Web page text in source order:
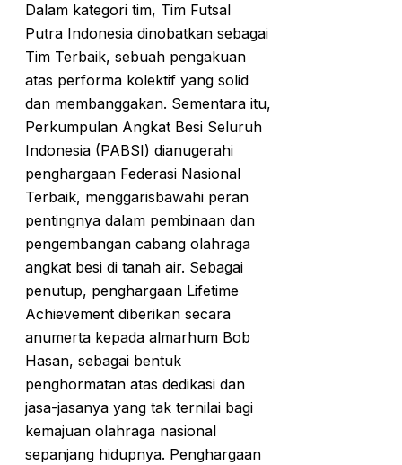
Dalam kategori tim, Tim Futsal
Putra Indonesia dinobatkan sebagai
Tim Terbaik, sebuah pengakuan
atas performa kolektif yang solid
dan membanggakan. Sementara itu,
Perkumpulan Angkat Besi Seluruh
Indonesia (PABSI) dianugerahi
penghargaan Federasi Nasional
Terbaik, menggarisbawahi peran
pentingnya dalam pembinaan dan
pengembangan cabang olahraga
angkat besi di tanah air. Sebagai
penutup, penghargaan Lifetime
Achievement diberikan secara
anumerta kepada almarhum Bob
Hasan, sebagai bentuk
penghormatan atas dedikasi dan
jasa-jasanya yang tak ternilai bagi
kemajuan olahraga nasional
sepanjang hidupnya. Penghargaan